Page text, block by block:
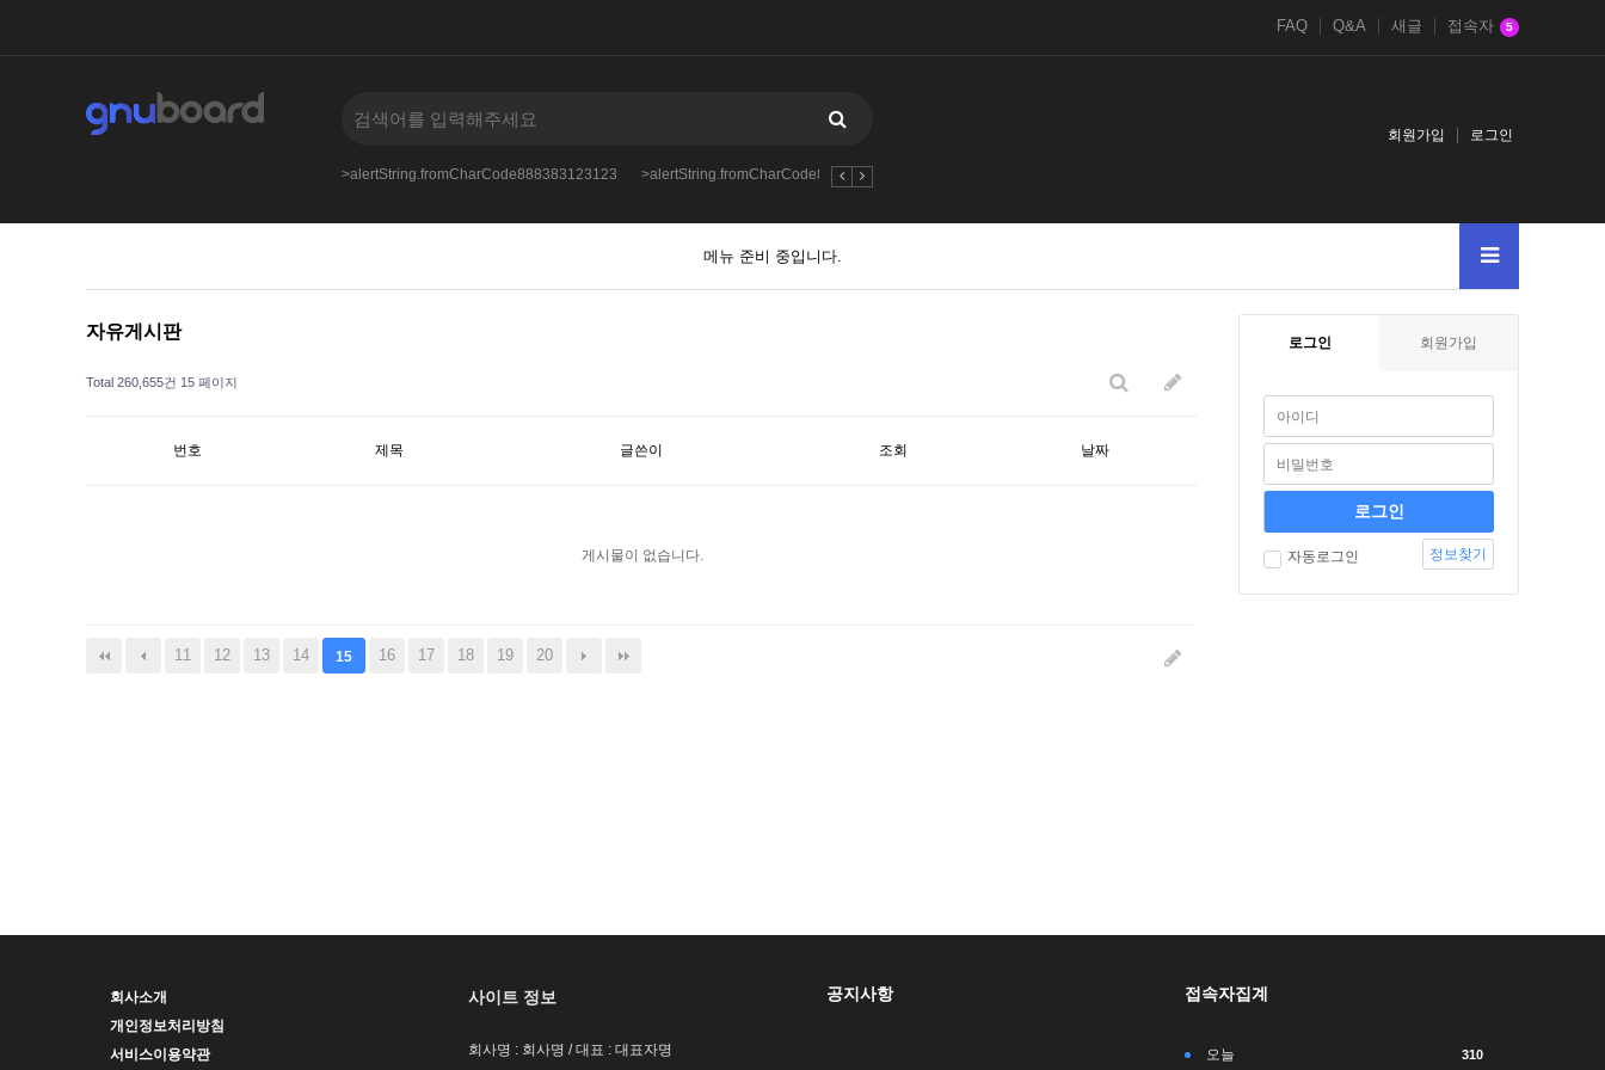
FAQ Q&A 새글 접속자 5
>alertString.fromCharCode888383123123 >alertString.fromCharCode888383123123123
회원가입 로그인
메뉴 준비 중입니다.
자유게시판
Total 260,655건 15 페이지
번호 제목 글쓴이 조회 날짜
게시물이 없습니다.
11 12 13 14 15 16 17 18 19 20
로그인 회원가입
자동로그인 정보찾기
회사소개
개인정보처리방침
서비스이용약관
사이트 정보
회사명 : 회사명 / 대표 : 대표자명
공지사항 접속자집계
오늘 310